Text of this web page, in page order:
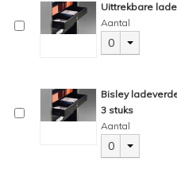
Uittrekbare
Aantal
0
Bisley
3 stuks
Aantal
0